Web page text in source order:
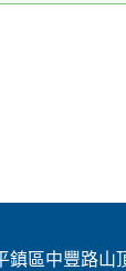
鎮區中豐路山